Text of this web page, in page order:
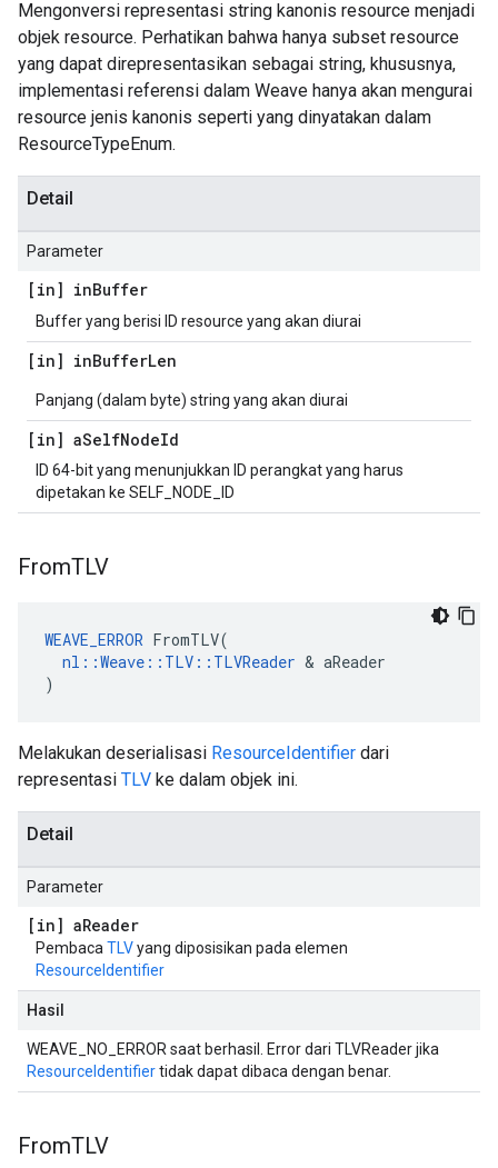
Mengonversi representasi string kanonis resource menjadi
objek resource. Perhatikan bahwa hanya subset resource
yang dapat direpresentasikan sebagai string, khususnya,
implementasi referensi dalam Weave hanya akan mengurai
resource jenis kanonis seperti yang dinyatakan dalam
ResourceTypeEnum.
Detail
Parameter
[in] inBuffer
Buffer yang berisi ID resource yang akan diurai
[in] inBufferLen
Panjang (dalam byte) string yang akan diurai
[in] aSelfNodeId
ID 64-bit yang menunjukkan ID perangkat yang harus
dipetakan ke SELF_NODE_ID
FromTLV
WEAVE_ERROR FromTLV(
nl::Weave::TLV::TLVReader & aReader
)
Melakukan deserialisasi ResourceIdentifier dari
representasi TLV ke dalam objek ini.
Detail
Parameter
[in] aReader
Pembaca TLVyang diposisikan pada elemen
ResourceIdentifier
Hasil
WEAVE_NO_ERROR saat berhasil. Error dari TLVReader jika
ResourceIdentifiertidak dapat dibaca dengan benar.
FromTLV